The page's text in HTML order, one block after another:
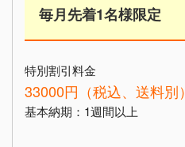
毎月先着1名様限定
特別割引料金
33000円（税込、送料別）
基本納期：1週間以上